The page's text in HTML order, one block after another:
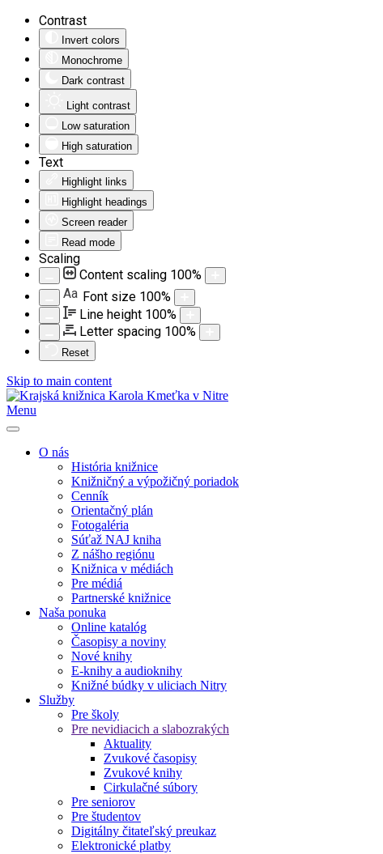
Contrast
Invert colors
Monochrome
Dark contrast
Light contrast
Low saturation
High saturation
Text
Highlight links
Highlight headings
Screen reader
Read mode
Scaling
Content scaling 100%
Aa Font size 100%
Line height 100%
Letter spacing 100%
Reset
Skip to main content
Menu
O nás
História knižnice
Knižničný a výpožičný poriadok
Cenník
Orientačný plán
Fotogaléria
Súťaž NAJ kniha
Z nášho regiónu
Knižnica v médiách
Pre médiá
Partnerské knižnice
Naša ponuka
Online katalóg
Časopisy a noviny
Nové knihy
E-knihy a audioknihy
Knižné búdky v uliciach Nitry
Služby
Pre školy
Pre nevidiacich a slabozrakých
Aktuality
Zvukové časopisy
Zvukové knihy
Cirkulačné súbory
Pre seniorov
Pre študentov
Digitálny čitateľský preukaz
Elektronické platby